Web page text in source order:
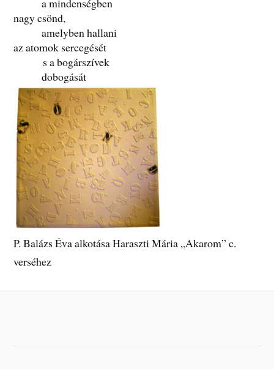
nagy csönd,
amelyben hallani
az atomok sercegését
s a bogárszívek
dobogását
P. Balázs Éva alkotása Haraszti Mária „Akarom” c.
verséhez